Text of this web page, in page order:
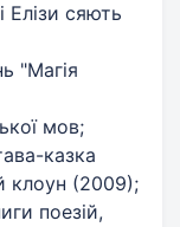
Елізи сяють
"Магія
мов;
казка
клоун (2009);
поезій,